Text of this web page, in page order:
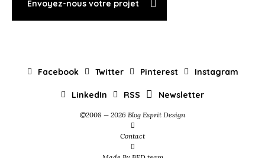
Envoyez-nous votre projet
Facebook Twitter Pinterest Instagram
LinkedIn RSS Newsletter
©2008 — 2026 Blog Esprit Design
Contact